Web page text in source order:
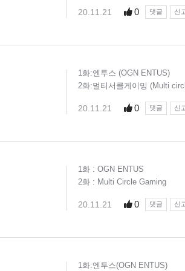
20.11.21 0 댓글 신
1화:엔투스 (OGN ENTUS)
2화:멀티서클게이밍 (Multi
20.11.21 0 댓글 신
1화 : OGN ENTUS
2화 : Multi Circle Gaming
20.11.21 0 댓글 신
1화:엔투스(OGN ENTUS)